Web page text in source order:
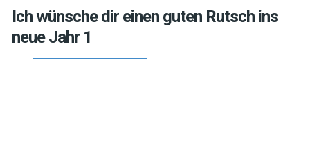
Ich wünsche dir einen guten Rutsch ins
neue Jahr 1